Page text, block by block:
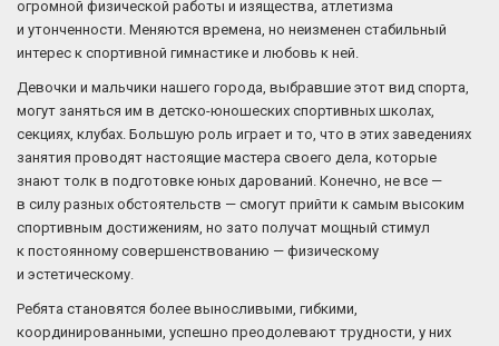
огромной физической работы и изящества, атлетизма
и утонченности. Меняются времена, но неизменен стабильный
интерес к спортивной гимнастике и любовь к ней.
Девочки и мальчики нашего города, выбравшие этот вид спорта,
могут заняться им в детско-юношеских спортивных школах,
секциях, клубах. Большую роль играет и то, что в этих заведениях
занятия проводят настоящие мастера своего дела, которые
знают толк в подготовке юных дарований. Конечно, не все —
в силу разных обстоятельств — смогут прийти к самым высоким
спортивным достижениям, но зато получат мощный стимул
к постоянному совершенствованию — физическому
и эстетическому.
Ребята становятся более выносливыми, гибкими,
координированными, успешно преодолевают трудности, у них